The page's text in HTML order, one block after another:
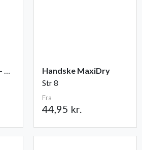
Handske MaxiFlex - Cut
Handske MaxiDry
Str 8
Fra
44,95 kr.